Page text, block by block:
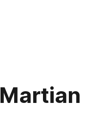
Martian